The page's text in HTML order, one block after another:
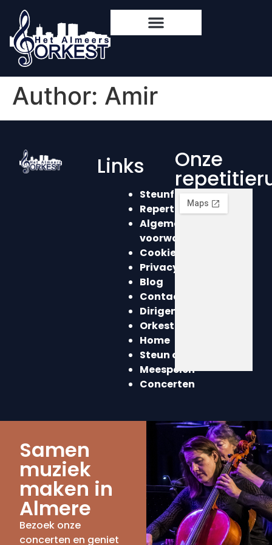
content
Author: Amir
Links
Steunformulier
Repertoire
Algemene
voorwaarden
Cookieverklaring
Privacyverklaring
Blog
Contact
Dirigent
Orkest
Home
Steun ons
Meespelen
Concerten
Onze
Samen
muziek
maken in
Almere
Bezoek onze
concerten en geniet